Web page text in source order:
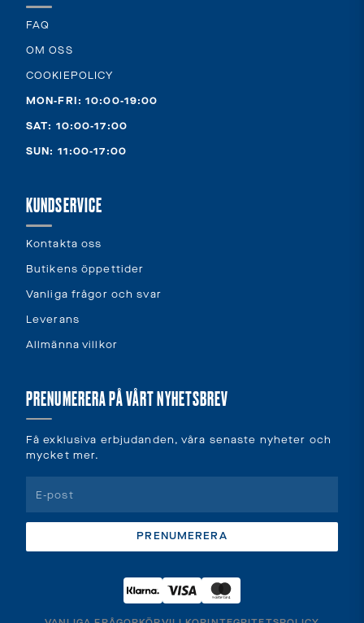
FAQ
OM OSS
COOKIEPOLICY
MON-FRI: 10:00-19:00
SAT: 10:00-17:00
SUN: 11:00-17:00
KUNDSERVICE
Kontakta oss
Butikens öppettider
Vanliga frågor och svar
Leverans
Allmänna villkor
PRENUMERERA PÅ VÅRT NYHETSBREV
Få exklusiva erbjudanden, våra senaste nyheter och
mycket mer.
PRENUMERERA